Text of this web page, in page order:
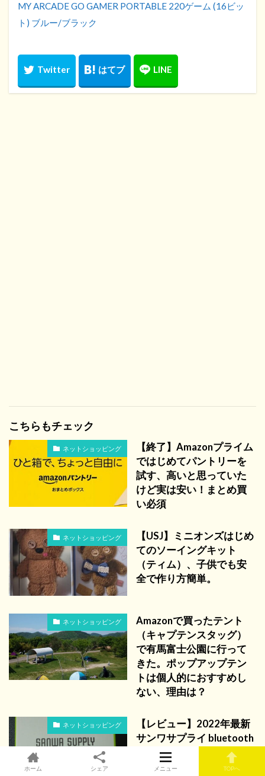
MY ARCADE GO GAMER PORTABLE 220ゲーム (16ビッ
ト) ブルー/ブラック
こちらもチェック
ネットショッピング
【終了】Amazonプライム
ではじめてパントリーを
試す、高いと思っていた
けど実は安い！まとめ買
い必須
ネットショッピング
【USJ】ミニオンズはじめ
てのソーイングキット
（ティム）、子供でも安
全で作り方簡単。
ネットショッピング
Amazonで買ったテント
（キャプテンスタッグ）
で有馬富士公園に行って
きた。ポップアップテン
トは個人的におすすめし
ない、理由は？
ネットショッピング
【レビュー】2022年最新
サンワサプライ bluetooth
静音マウス 400-
MABT183GMを購入
ホーム シェア メニュー TOPへ